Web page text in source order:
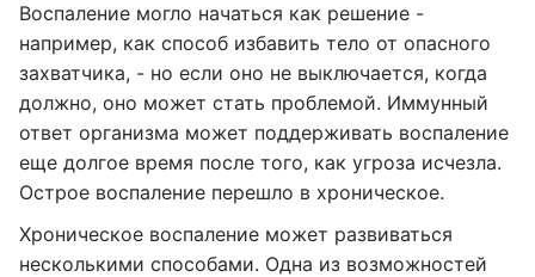
Воспаление могло начаться как решение -
например, как способ избавить тело от опасного
захватчика, - но если оно не выключается, когда
должно, оно может стать проблемой. Иммунный
ответ организма может поддерживать воспаление
еще долгое время после того, как угроза исчезла.
Острое воспаление перешло в хроническое.
Хроническое воспаление может развиваться
несколькими способами. Одна из возможностей